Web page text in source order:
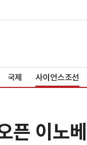
국제 사이언스조선
픈 이노